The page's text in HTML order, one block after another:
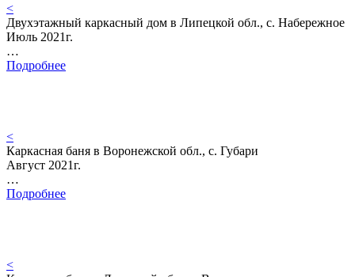
<
Двухэтажный каркасный дом в Липецкой обл., с. Набережное
Июль 2021г.
…
Подробнее
<
Каркасная баня в Воронежской обл., с. Губари
Август 2021г.
…
Подробнее
<